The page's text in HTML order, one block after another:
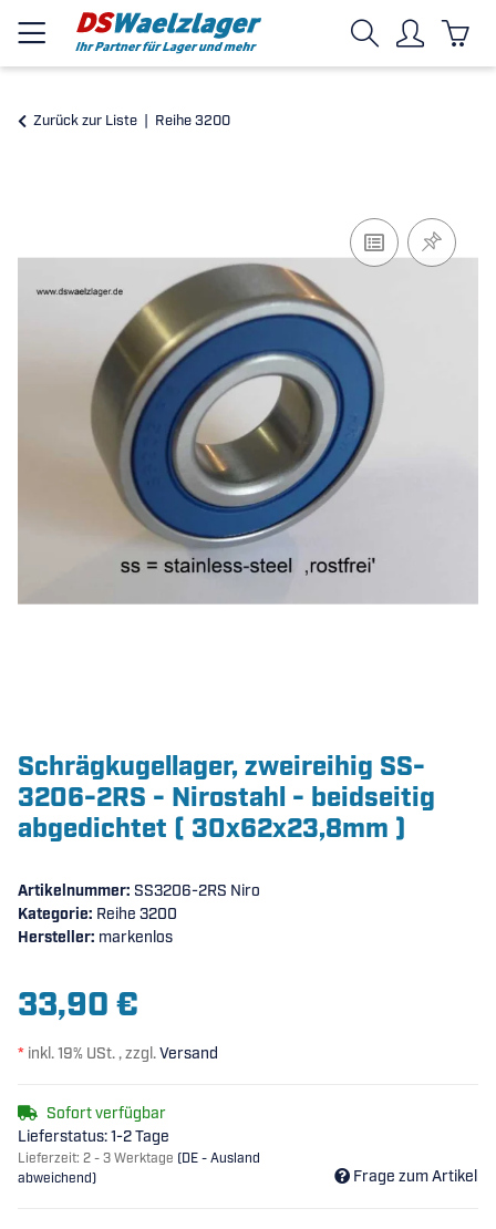
Zurück zur Liste Reihe 3200
Schrägkugellager, zweireihig SS-
3206-2RS - Nirostahl - beidseitig
abgedichtet ( 30x62x23,8mm )
Artikelnummer: SS3206-2RS Niro
Kategorie: Reihe 3200
Hersteller: markenlos
33,90 €
* inkl. 19% USt. , zzgl.Versand
Sofort verfügbar
Lieferstatus: 1-2 Tage
Lieferzeit: 2 - 3 Werktage (DE - Ausland
abweichend)
Frage zum Artikel